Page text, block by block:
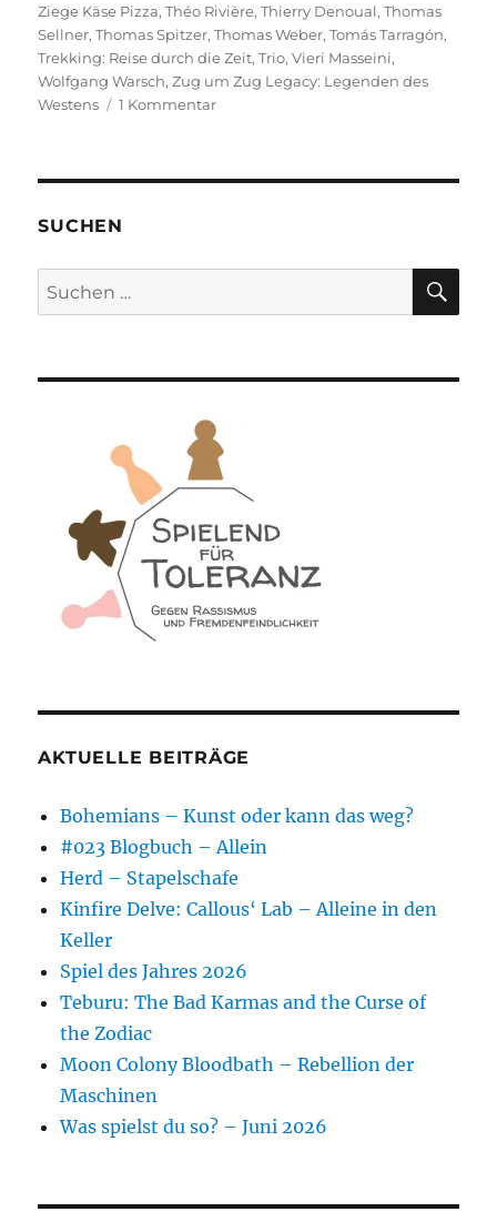
Ziege Käse Pizza,Théo Rivière,Thierry Denoual,Thomas
Sellner,Thomas Spitzer,Thomas Weber,Tomás Tarragón,
Trekking: Reise durch die Zeit,Trio,Vieri Masseini,
Wolfgang Warsch,Zug um Zug Legacy: Legenden des
Westens
1 Kommentarzu
Nominierungen
SUCHEN
Suchen
nach:
AKTUELLE BEITRÄGE
Bohemians – Kunst oder kann das weg?
#023 Blogbuch – Allein
Herd – Stapelschafe
Kinfire Delve: Callous‘ Lab – Alleine in den
Keller
Spiel des Jahres 2026
Teburu: The Bad Karmas and the Curse of
the Zodiac
Moon Colony Bloodbath – Rebellion der
Maschinen
Was spielst du so? – Juni 2026